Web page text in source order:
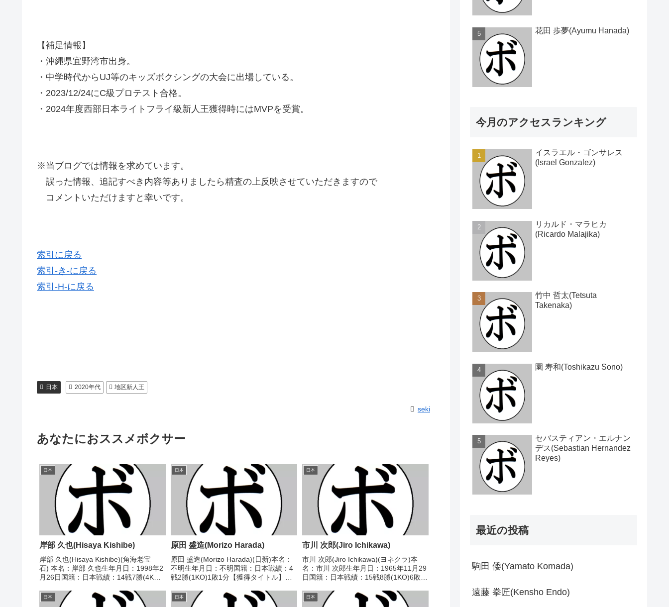
【補足情報】
・沖縄県宜野湾市出身。
・中学時代からUJ等のキッズボクシングの大会に出場している。
・2023/12/24にC級プロテスト合格。
・2024年度西部日本ライトフライ級新人王獲得時にはMVPを受賞。
※当ブログでは情報を求めています。
誤った情報、追記すべき内容等ありましたら精査の上反映させていただきますので
コメントいただけますと幸いです。
索引に戻る
索引-き-に戻る
索引-H-に戻る
日本 2020年代 地区新人王
seki
あなたにおススメボクサー
日本
岸部 久也(Hisaya Kishibe)
岸部 久也(Hisaya Kishibe)(角海老宝
石) 本名：岸部 久也生年月日：1998年2
月26日国籍：日本戦績：14戦7勝(4KO)4
2016/04/18 ●2RTKO 荒木 侑也(本
多)■20...
日本
原田 盛造(Morizo Harada)
原田 盛造(Morizo Harada)(日新)本名：
不明生年月日：不明国籍：日本戦績：4
戦2勝(1KO)1敗1分【獲得タイトル】な
ド/採点不明) 笹田 文夫(共
栄)1947/10/10 ○1...
日本
市川 次郎(Jiro Ichikawa)
市川 次郎(Jiro Ichikawa)(ヨネクラ)本
名：市川 次郎生年月日：1965年11月29
日国籍：日本戦績：15戦8勝(1KO)6敗1
1996/05/07 ○2RKO 倉橋 達也(和
光)1997/04/...
日本 日本 日本
花田 歩夢(Ayumu Hanada)
今月のアクセスランキング
イスラエル・ゴンサレス
(Israel Gonzalez)
リカルド・マラヒカ
(Ricardo Malajika)
竹中 哲太(Tetsuta
Takenaka)
園 寿和(Toshikazu Sono)
セバスティアン・エルナン
デス(Sebastian Hernandez
Reyes)
最近の投稿
駒田 倭(Yamato Komada)
遠藤 拳匠(Kensho Endo)